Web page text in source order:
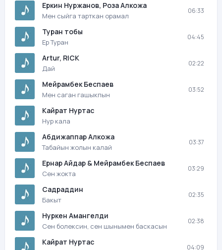
Еркин Нуржанов, Роза Алкожа
Мен сыйга тарткан орамал
06:33
Туран тобы
Ер Туран
04:45
Artur, RICK
Дай
02:22
Мейрамбек Беспаев
Мен саган гашыкпын
03:52
Кайрат Нуртас
Нур кала
Абдижаппар Алкожа
Табайын жолын калай
03:37
Ернар Айдар & Мейрамбек Беспаев
Сен жокта
03:29
Садраддин
Бакыт
02:35
Нуркен Амангелди
Сен болексин, сен шынымен баскасын
02:38
Кайрат Нуртас
04:09